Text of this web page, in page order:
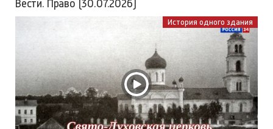
Вести. Право (30.07.2026)
История одного здания